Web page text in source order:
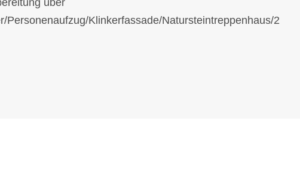
über
Personenaufzug/Klinkerfassade/Natursteintreppenhaus/2